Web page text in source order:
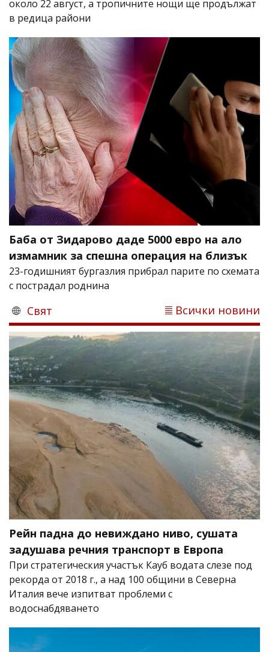
около 22 август, а тропичните нощи ще продължат
в редица райони
Баба от Зидарово даде 5000 евро на ало
измамник за спешна операция на близък
23-годишният бургазлия прибрал парите по схемата
с пострадал роднина
Свят Всички новини
Рейн падна до невиждано ниво, сушата
задушава речния транспорт в Европа
При стратегическия участък Кауб водата слезе под
рекорда от 2018 г., а над 100 общини в Северна
Италия вече изпитват проблеми с
водоснабдяването